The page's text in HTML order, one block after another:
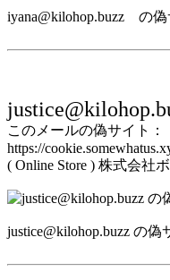
iyana@kilohop.buzz の偽
このメールの偽サイト：
https://
( Online Store ) 株式会社
justice@kilohop.buzz の偽